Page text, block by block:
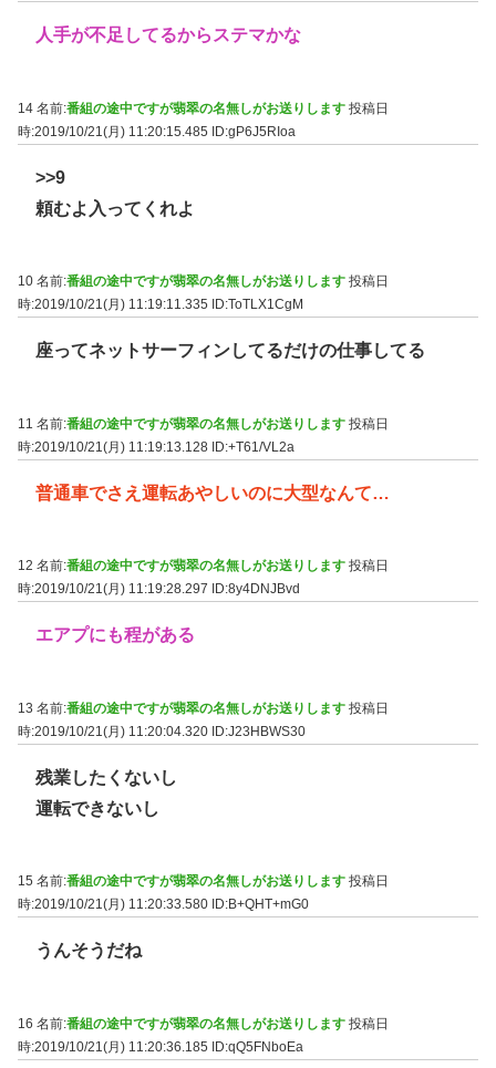
人手が不足してるからステマかな
14 名前:番組の途中ですが翡翠の名無しがお送りします 投稿日
時:2019/10/21(月) 11:20:15.485 ID:gP6J5RIoa
>>9
頼むよ入ってくれよ
10 名前:番組の途中ですが翡翠の名無しがお送りします 投稿日
時:2019/10/21(月) 11:19:11.335
ID:ToTLX1CgM
座ってネットサーフィンしてるだけの仕事してる
11 名前:番組の途中ですが翡翠の名無しがお送りします 投稿日
時:2019/10/21(月) 11:19:13.128 ID:+T61/VL2a
普通車でさえ運転あやしいのに大型なんて…
12 名前:番組の途中ですが翡翠の名無しがお送りします 投稿日
時:2019/10/21(月) 11:19:28.297
ID:8y4DNJBvd
エアプにも程がある
13 名前:番組の途中ですが翡翠の名無しがお送りします 投稿日
時:2019/10/21(月) 11:20:04.320 ID:J23HBWS30
残業したくないし
運転できないし
15 名前:番組の途中ですが翡翠の名無しがお送りします 投稿日
時:2019/10/21(月) 11:20:33.580 ID:B+QHT+mG0
うんそうだね
16 名前:番組の途中ですが翡翠の名無しがお送りします 投稿日
時:2019/10/21(月) 11:20:36.185
ID:qQ5FNboEa